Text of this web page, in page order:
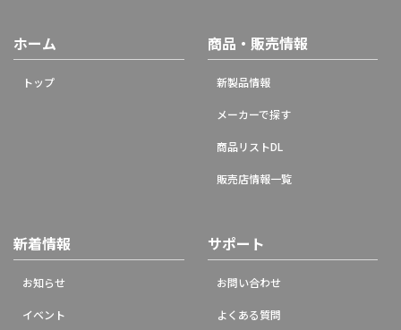
ホーム
トップ
商品・販売情報
新製品情報
メーカーで探す
商品リストDL
販売店情報一覧
新着情報
お知らせ
イベント
サポート
お問い合わせ
よくある質問